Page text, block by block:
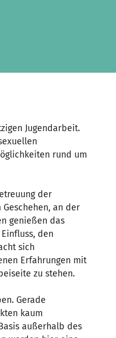
Jugendarbeit.
rund um
der
an der
genießen das
den
sich
Erfahrungen mit
zu stehen.
Gerade
kaum
außerhalb des